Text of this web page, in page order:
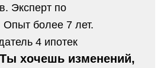
Эксперт по
более 7 лет.
4 ипотек
Ты хочешь изменений,